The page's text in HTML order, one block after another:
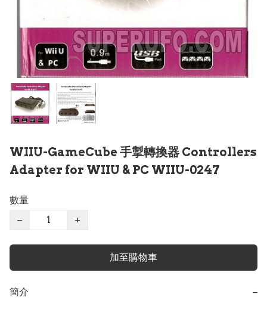
WIIU-GameCube 手掣轉換器 Controllers
Adapter for WIIU & PC WIIU-0247
數量
−
+
加至購物車
簡介 −